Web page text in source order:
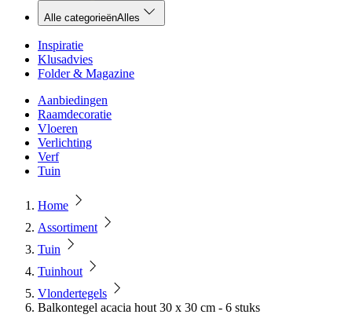
Alle categorieënAlles
Inspiratie
Klusadvies
Folder & Magazine
Aanbiedingen
Raamdecoratie
Vloeren
Verlichting
Verf
Tuin
Home
Assortiment
Tuin
Tuinhout
Vlondertegels
Balkontegel acacia hout 30 x 30 cm - 6 stuks